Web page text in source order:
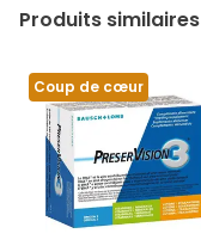
Produits similaires
Coup de cœur